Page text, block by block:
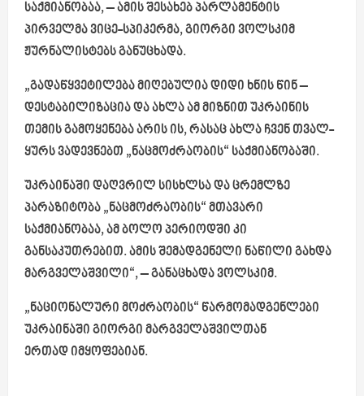
საქმიანობაა, – ამის შესახებ პარლამენტის
პირველმა ვიცე-სპიკერმა, გიორგი ვოლსკიმ
ჟურნალისტებს განუცხადა.
„გადაწყვეტილება მიღებულია დიდი ხნის წინ –
დესტაბილიზაცია და ახლა ამ მიზნით უკრაინის
თემის გამოყენება არის ის, რასაც ახლა ჩვენ თვალ-
ყურს ვადევნებთ „ნაცმოძრაობის“ საქმიანობაში.
უკრაინაში დაღვრილ სისხლსა და ცრემლზე
პარაზიტობა „ნაცმოძრაობის“ მთავარი
საქმიანობაა, ამ ბოლო პერიოდში კი
განსაკუთრებით. ამის შემადგენელი ნაწილი გახდა
მარგველაშვილი“, – განაცხადა ვოლსკიმ.
„ნაციონალური მოძრაობის“ წარმომადგენლები
უკრაინაში გიორგი მარგველაშვილთან
ერთად იმყოფებიან.